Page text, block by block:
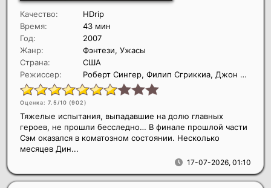
Качество:
HDrip
Время:
43 мин
Год:
2007
Жанр:
Фэнтези, Ужасы
Страна:
США
Режиссер:
Роберт Сингер, Филип Сгриккиа, Джон Шоуолтер
Оценка: 7.5/10 (902)
17-07-2026, 01:10
Тяжелые испытания, выпадавшие на долю главных
героев, не прошли бесследно… В финале прошлой части
Сэм оказался в коматозном состоянии. Несколько
месяцев Дин...